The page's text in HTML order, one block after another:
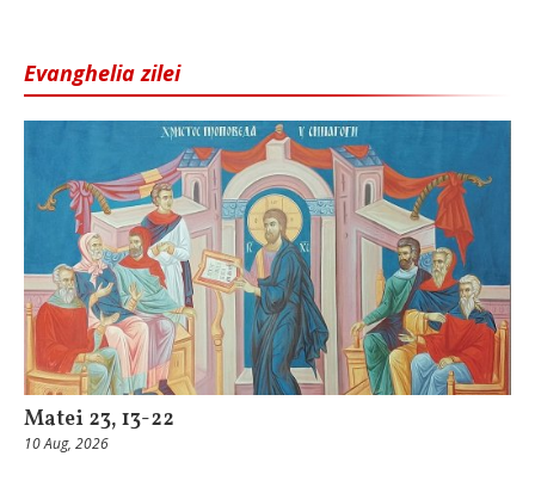
Evanghelia zilei
Matei 23, 13-22
10 Aug, 2026